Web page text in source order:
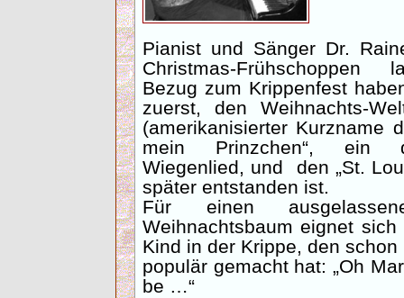
Pianist und Sänger Dr.
Christmas-Frühschoppen
Bezug zum Krippenfest
zuerst, den Weihnachts-
(amerikanisierter Kurzname
mein Prinzchen“, ein
Wiegenlied, und
den „St.
später entstanden ist.
Für einen
Weihnachtsbaum eignet
Kind in der Krippe, den
populär gemacht hat: „Oh
be …“